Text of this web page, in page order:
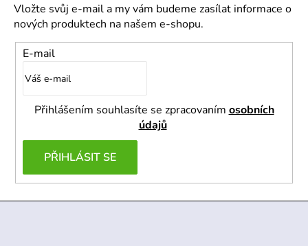
Vložte svůj e-mail a my vám budeme zasílat informace o
nových produktech na našem e-shopu.
E-mail
Přihlášením souhlasíte se zpracovaním osobních
údajů
PŘIHLÁSIT SE